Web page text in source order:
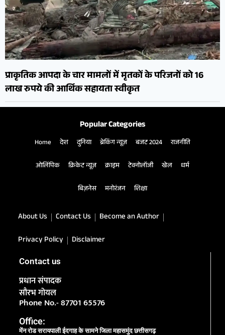
प्राकृतिक आपदा के चार मामलों में मृतकों के परिजनों को 16
लाख रुपये की आर्थिक सहायता स्वीकृत
Popular Categories
Home देश दुनिया ब्रेकिंग न्यूज़ बजट 2024 राजनीति
ओलिंपिक क्रिकेट न्यूज़ क्राइम टेक्नोलॉजी खेल धर्म
बिज़नेस मनोरंजन शिक्षा
About Us Contact Us
Become an Author
Privacy Policy
Disclaimer
Contact us
प्रधान संपादक
सौरभ गोयल
Phone No.- 87701 65576
Office:
मेंन रोड सरायपाली ईदगाह के सामने जिला महासमुंद छत्तीसगढ़